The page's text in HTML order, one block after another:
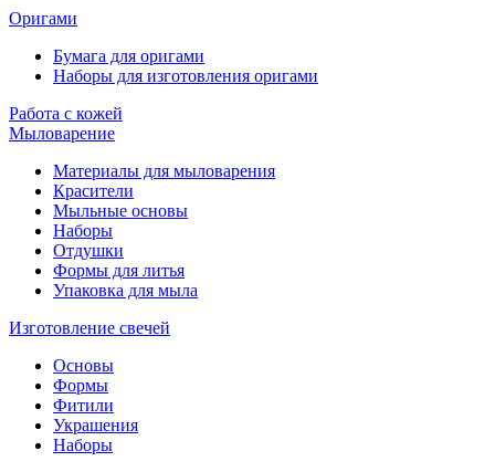
Оригами
Бумага для оригами
Наборы для изготовления оригами
Работа с кожей
Мыловарение
Материалы для мыловарения
Красители
Мыльные основы
Наборы
Отдушки
Формы для литья
Упаковка для мыла
Изготовление свечей
Основы
Формы
Фитили
Украшения
Наборы